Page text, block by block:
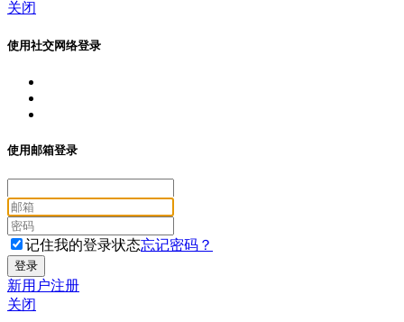
关闭
使用社交网络登录
使用邮箱登录
记住我的登录状态忘记密码？
新用户注册
关闭